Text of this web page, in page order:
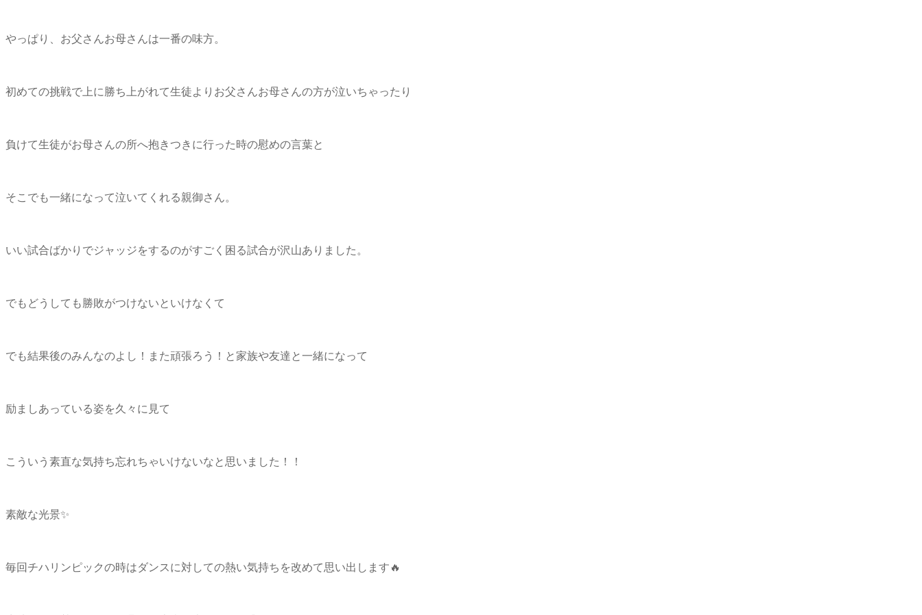
やっぱり、お父さんお母さんは一番の味方。
初めての挑戦で上に勝ち上がれて生徒よりお父さんお母さんの方が泣いちゃったり
負けて生徒がお母さんの所へ抱きつきに行った時の慰めの言葉と
そこでも一緒になって泣いてくれる親御さん。
いい試合ばかりでジャッジをするのがすごく困る試合が沢山ありました。
でもどうしても勝敗がつけないといけなくて
でも結果後のみんなのよし！また頑張ろう！と家族や友達と一緒になって
励ましあっている姿を久々に見て
こういう素直な気持ち忘れちゃいけないなと思いました！！
素敵な光景✨
毎回チハリンピックの時はダンスに対しての熱い気持ちを改めて思い出します🔥